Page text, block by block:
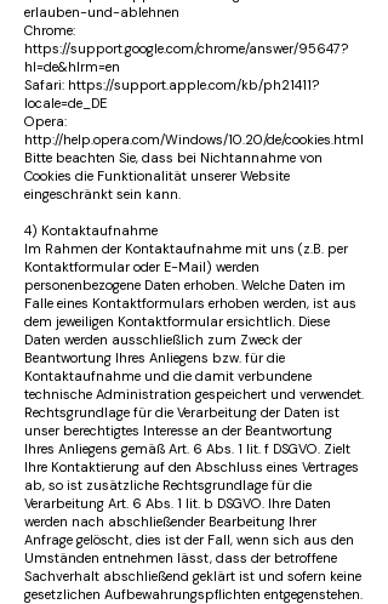
erlauben-und-ablehnen
Chrome:
https://support.google.com/chrome/answer/95647?
hl=de&hlrm=en
Safari: https://support.apple.com/kb/ph21411?
locale=de_DE
Opera:
http://help.opera.com/Windows/10.20/de/cookies.html
Bitte beachten Sie, dass bei Nichtannahme von
Cookies die Funktionalität unserer Website
eingeschränkt sein kann.
4) Kontaktaufnahme
Im Rahmen der Kontaktaufnahme mit uns (z.B. per
Kontaktformular oder E-Mail) werden
personenbezogene Daten erhoben. Welche Daten im
Falle eines Kontaktformulars erhoben werden, ist aus
dem jeweiligen Kontaktformular ersichtlich. Diese
Daten werden ausschließlich zum Zweck der
Beantwortung Ihres Anliegens bzw. für die
Kontaktaufnahme und die damit verbundene
technische Administration gespeichert und verwendet.
Rechtsgrundlage für die Verarbeitung der Daten ist
unser berechtigtes Interesse an der Beantwortung
Ihres Anliegens gemäß Art. 6 Abs. 1 lit. f DSGVO. Zielt
Ihre Kontaktierung auf den Abschluss eines Vertrages
ab, so ist zusätzliche Rechtsgrundlage für die
Verarbeitung Art. 6 Abs. 1 lit. b DSGVO. Ihre Daten
werden nach abschließender Bearbeitung Ihrer
Anfrage gelöscht, dies ist der Fall, wenn sich aus den
Umständen entnehmen lässt, dass der betroffene
Sachverhalt abschließend geklärt ist und sofern keine
gesetzlichen Aufbewahrungspflichten entgegenstehen.